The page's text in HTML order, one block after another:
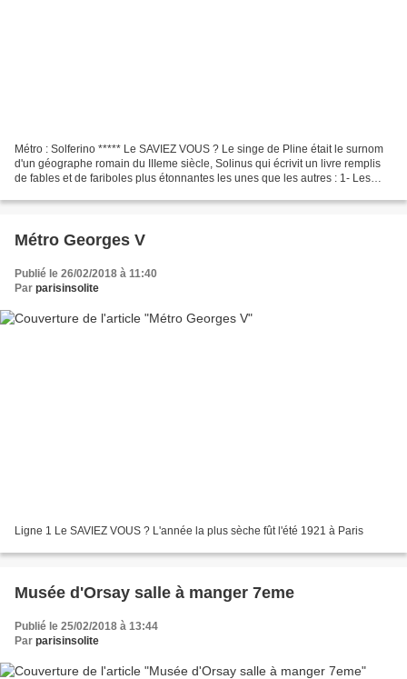
Métro : Solferino ***** Le SAVIEZ VOUS ? Le singe de Pline était le surnom
d'un géographe romain du IIIeme siècle, Solinus qui écrivit un livre remplis
de fables et de fariboles plus étonnantes les unes que les autres : 1- Les
Métro Georges V
Publié le 26/02/2018 à 11:40
Par parisinsolite
Ligne 1 Le SAVIEZ VOUS ? L'année la plus sèche fût l'été 1921 à Paris
Musée d'Orsay salle à manger 7eme
Publié le 25/02/2018 à 13:44
Par parisinsolite